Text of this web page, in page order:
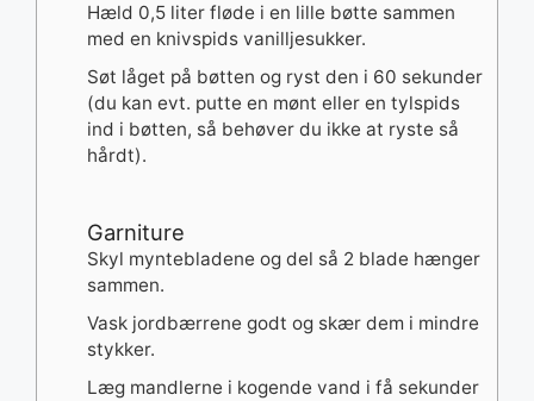
Hæld 0,5 liter fløde i en lille bøtte sammen
med en knivspids vanilljesukker.
Søt låget på bøtten og ryst den i 60 sekunder
(du kan evt. putte en mønt eller en tylspids
ind i bøtten, så behøver du ikke at ryste så
hårdt).
Garniture
Skyl myntebladene og del så 2 blade hænger
sammen.
Vask jordbærrene godt og skær dem i mindre
stykker.
Læg mandlerne i kogende vand i få sekunder